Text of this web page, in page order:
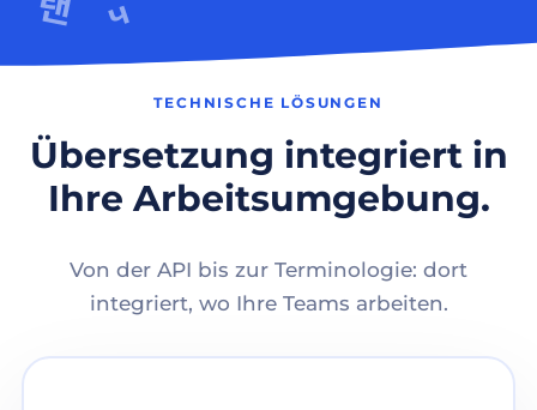
TECHNISCHE LÖSUNGEN
Übersetzung integriert in
Ihre Arbeitsumgebung.
Von der API bis zur Terminologie: dort
integriert, wo Ihre Teams arbeiten.